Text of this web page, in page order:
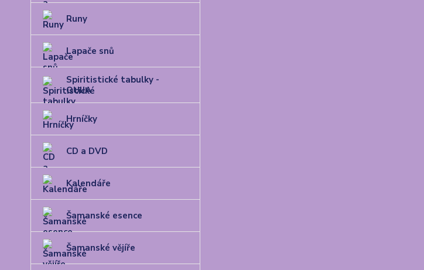
Runy
Lapače snů
Spiritistické tabulky -
OUIJA
Hrníčky
CD a DVD
Kalendáře
Šamanské esence
Šamanské vějíře